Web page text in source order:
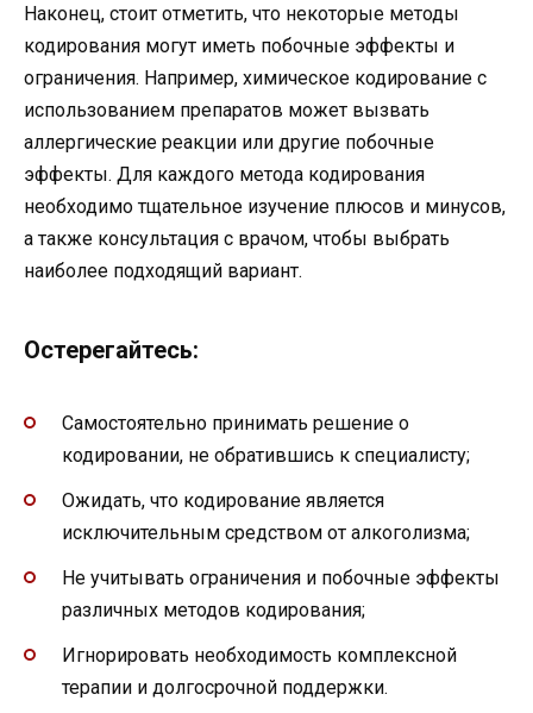
Наконец, стоит отметить, что некоторые методы
кодирования могут иметь побочные эффекты и
ограничения. Например, химическое кодирование с
использованием препаратов может вызвать
аллергические реакции или другие побочные
эффекты. Для каждого метода кодирования
необходимо тщательное изучение плюсов и минусов,
а также консультация с врачом, чтобы выбрать
наиболее подходящий вариант.
Остерегайтесь:
Самостоятельно принимать решение о
кодировании, не обратившись к специалисту;
Ожидать, что кодирование является
исключительным средством от алкоголизма;
Не учитывать ограничения и побочные эффекты
различных методов кодирования;
Игнорировать необходимость комплексной
терапии и долгосрочной поддержки.